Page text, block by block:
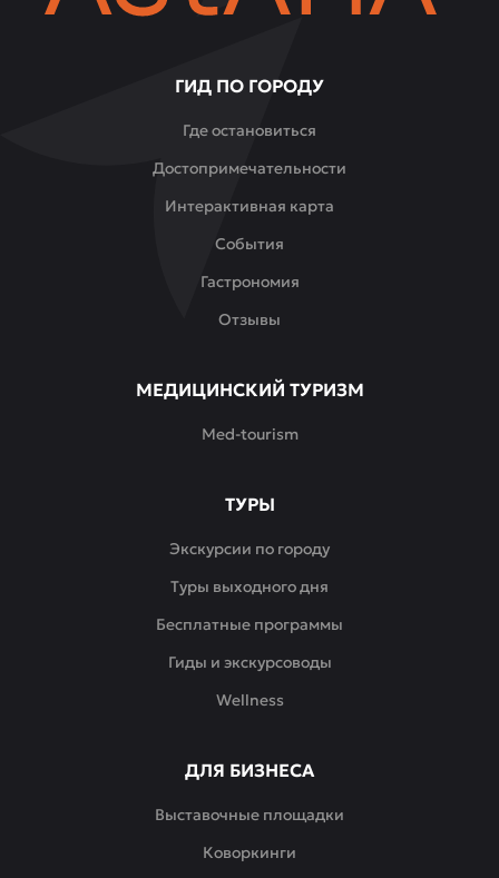
ГИД ПО ГОРОДУ
Где остановиться
Достопримечательности
Интерактивная карта
События
Гастрономия
Отзывы
МЕДИЦИНСКИЙ ТУРИЗМ
Med-tourism
ТУРЫ
Экскурсии по городу
Туры выходного дня
Бесплатные программы
Гиды и экскурсоводы
Wellness
ДЛЯ БИЗНЕСА
Выставочные площадки
Коворкинги